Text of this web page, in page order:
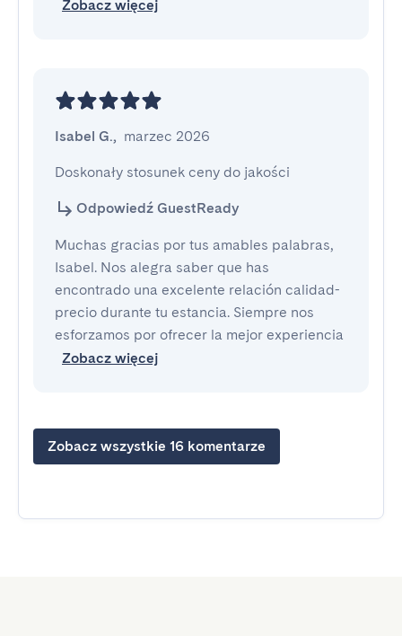
Zobacz więcej
Isabel G., marzec 2026
Doskonały stosunek ceny do jakości
Odpowiedź GuestReady
Muchas gracias por tus amables palabras,
Isabel. Nos alegra saber que has
encontrado una excelente relación calidad-
precio durante tu estancia. Siempre nos
esforzamos por ofrecer la mejor experiencia
Zobacz więcej
Zobacz wszystkie 16 komentarze